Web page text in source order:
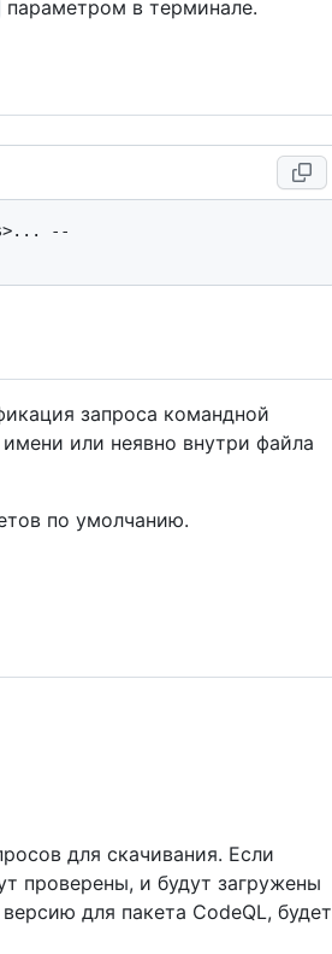
параметром в терминале.
--
запроса командной
или неявно внутри файла
по умолчанию.
для скачивания. Если
проверены, и будут загружены
для пакета CodeQL, будет